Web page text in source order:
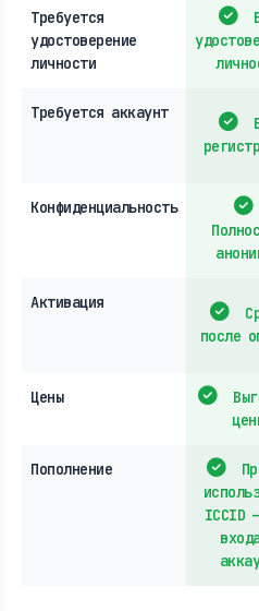
Требуется
удостоверение
личности
Требуется аккаунт
Конфиденциальность
Активация
после
Цены
Пополнение
ICCID